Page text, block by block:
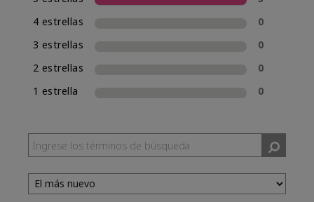
consistente, Mary Kay incluirá la clasificación
de fragancia en el nombre de las nuevas
clasificada como Eau de Parfum (EDP), lo cual se
incluye en su nombre.
4 estrellas
0
3 estrellas
0
2 estrellas
0
1 estrella
0